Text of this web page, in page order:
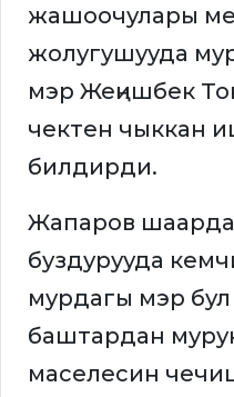
жашоочулары
жолугушууда
мэр Жеңишбек
чектен чыккан
билдирди.
Жапаров
буздурууда
мурдагы мэр
баштардан
маселесин